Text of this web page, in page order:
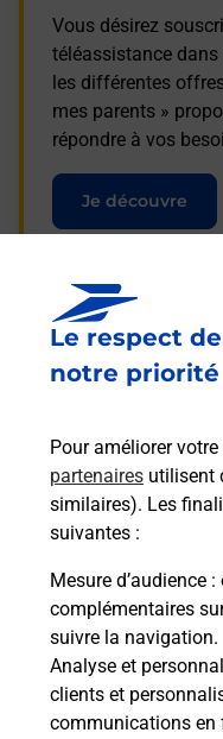
Le respect
notre priorité
Pour améliorer
partenaires utilisent
similaires). Les
suivantes :
Mesure d’audience :
complémentaires
suivre la navigation.
Analyse et
clients et
communications en
Vous désirez
téléassistance
les différentes
mes parents »
répondre à vos
Je découvre
Questions
posées
La
médaillon
c’est ?
Comment
téléassistance